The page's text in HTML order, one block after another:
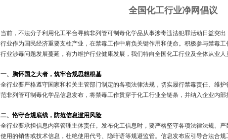
特卖仪器耗
goods is recommended
全国化工行业净网倡议
当前，不法分子利用化工平台寻购非列管可制毒化学品从事涉毒违法犯罪活动日益突
行业作为国民经济重要支柱产业，在禁毒工作中肩负关键作用和使命。积极参与禁毒
行业涉毒问题发展蔓延，有力维护行业健康发展，我们特向全国化工行业及全体从业人
一、胸怀国之大者，筑牢合规思想根基
全行业要严格遵守国家和相关主管部门制定的各项法律法规，切实履行禁毒责任、维
范非列管可制毒化学品信息发布，将禁毒工作贯穿于化工行业全链条，并纳入企业内部
二、恪守合规底线，防范信息滥用风险
全行业要承担信息内容管理主体责任。发布化工信息时，要严格坚守各项法律法规。
使用的销售或技术信息，杜绝使用代号、隐暗语等规避监管。信息发布应引导合法合